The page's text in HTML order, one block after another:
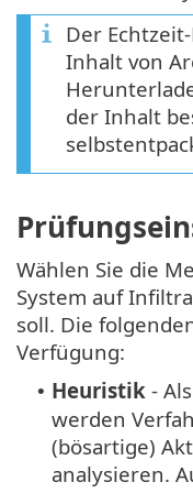
Der
Inhalt von
der Inhalt
Wählen Sie die
System auf
soll. Die
Verfügung:
• Heuristik -
werden
(bösartige)
analysieren.